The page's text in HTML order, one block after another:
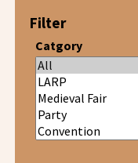
Filter
Catgory